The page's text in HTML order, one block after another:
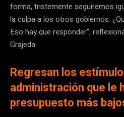
forma, tristemente seguiremos
la culpa a los otros gobiernos.
Eso hay que responder”,
Grajeda.
Regresan los
administración que le
presupuesto más